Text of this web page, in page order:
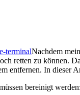
Nachdem
retten zu können.
entfernen. In dieser
bereinigt werden: